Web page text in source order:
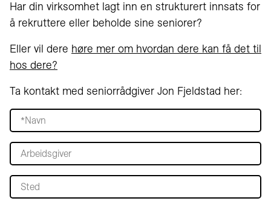
Har din virksomhet lagt inn en strukturert innsats for
å rekruttere eller beholde sine seniorer?
Eller vil dere høre mer om hvordan dere kan få det til
hos dere?
Ta kontakt med seniorrådgiver Jon Fjeldstad her: